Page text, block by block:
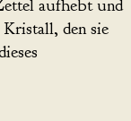
aufhebt und
den sie